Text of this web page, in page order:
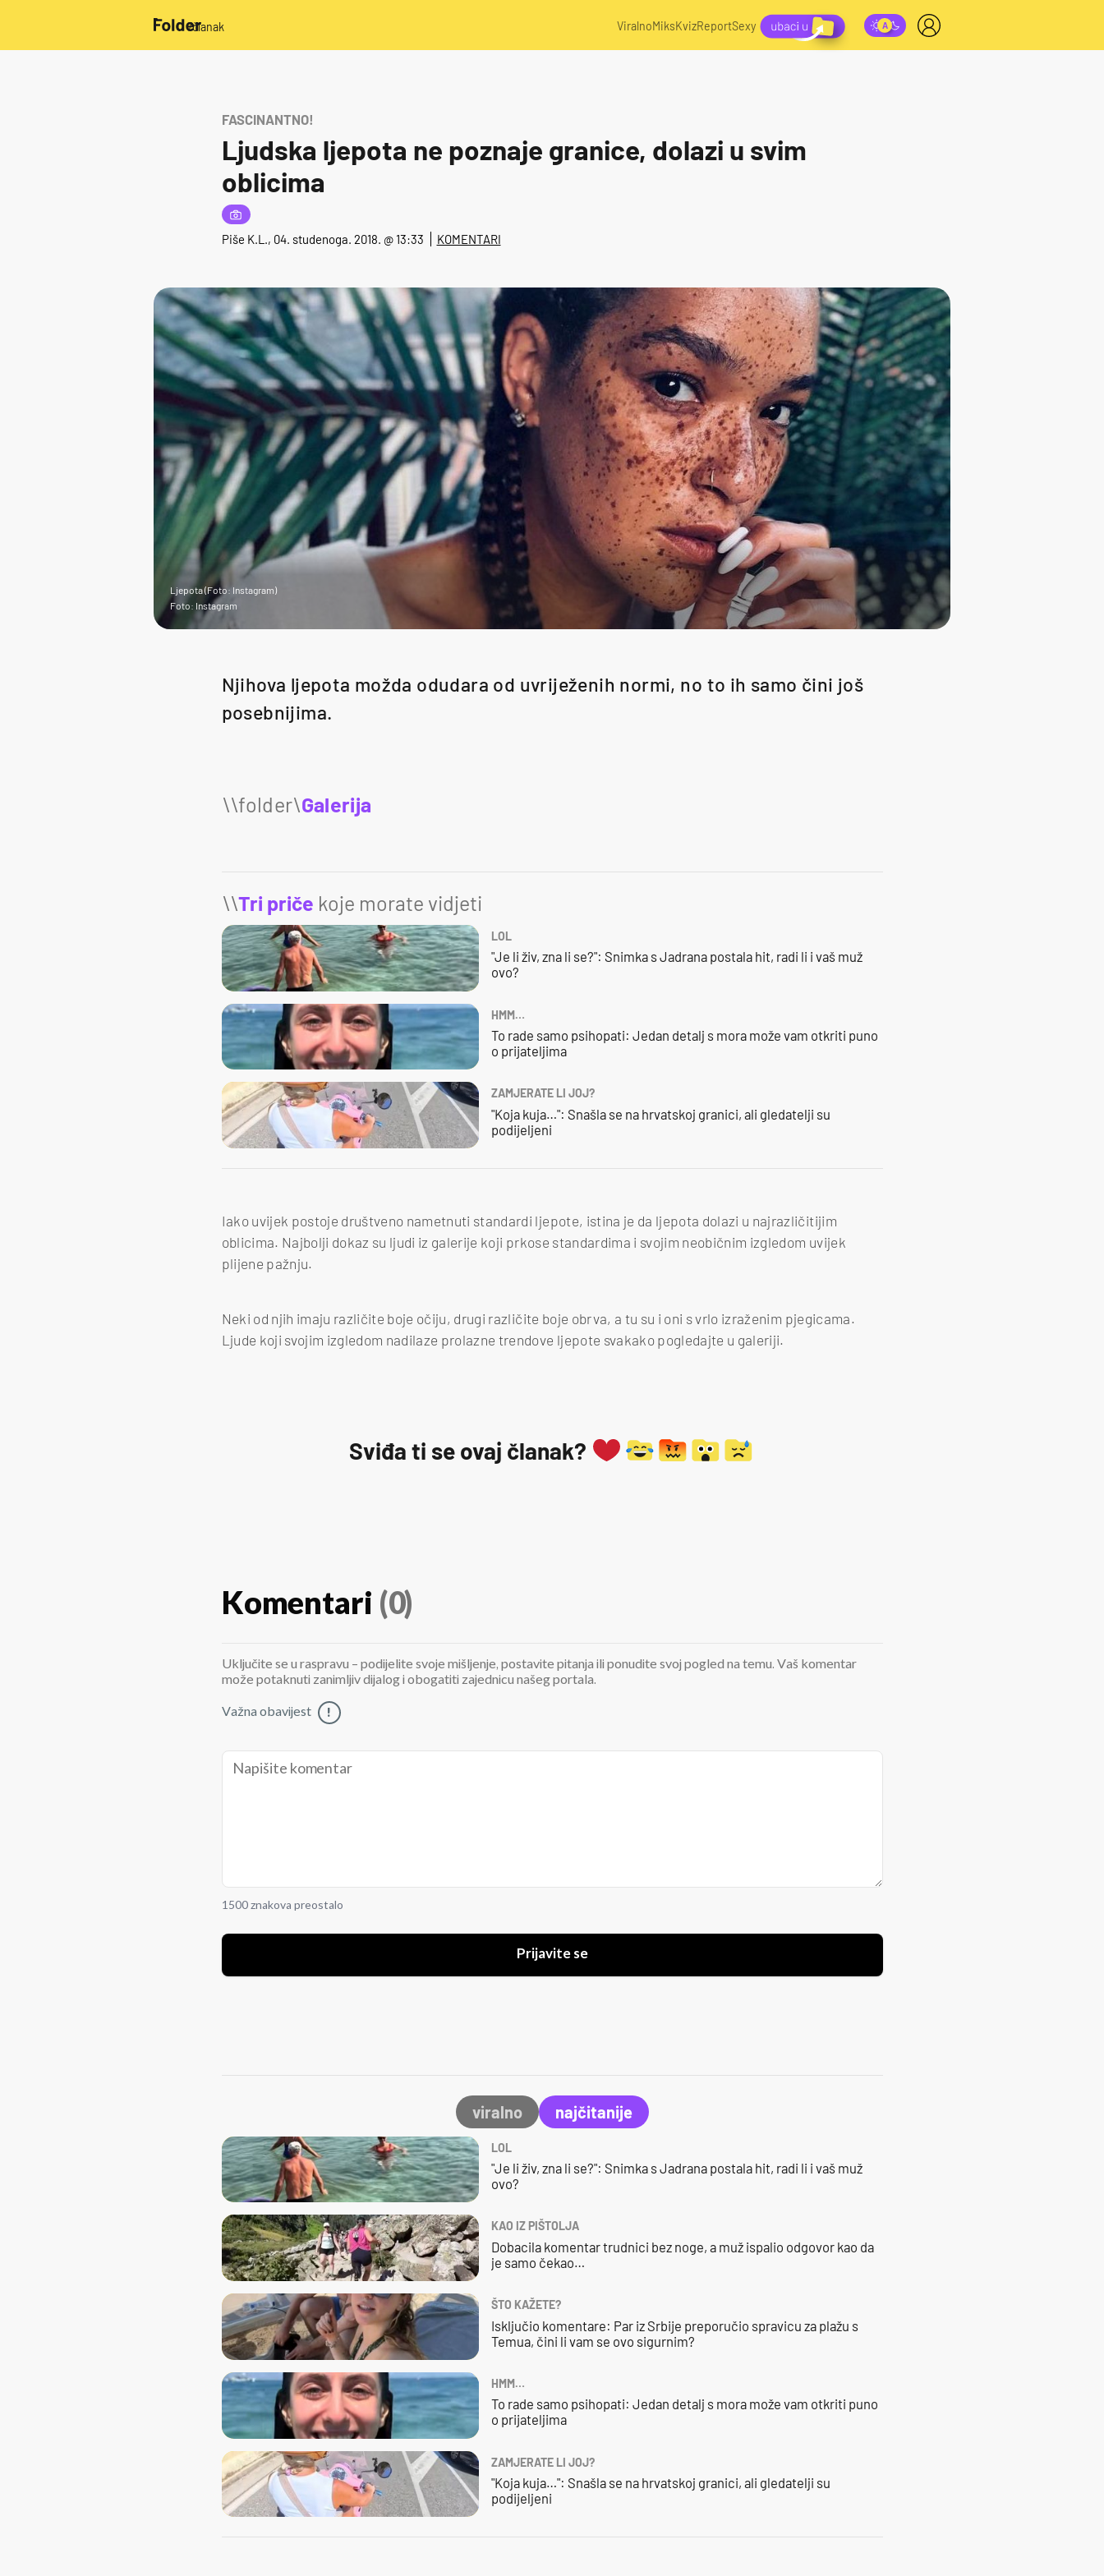
/članak ViralnoMiksKvizReportSexy
FASCINANTNO!
Ljudska ljepota ne poznaje granice, dolazi u svim
oblicima
Piše K.L., 04. studenoga. 2018. @ 13:33 KOMENTARI
Ljepota (Foto: Instagram)
Foto: Instagram
Njihova ljepota možda odudara od uvriježenih normi, no to ih samo čini još
posebnijima.
Galerija
\\Tri priče koje morate vidjeti
LOL
"Je li živ, zna li se?": Snimka s Jadrana postala hit, radi li i vaš muž
ovo?
HMM…
To rade samo psihopati: Jedan detalj s mora može vam otkriti puno
o prijateljima
ZAMJERATE LI JOJ?
"Koja kuja…": Snašla se na hrvatskoj granici, ali gledatelji su
podijeljeni
Iako uvijek postoje društveno nametnuti standardi ljepote, istina je da ljepota dolazi u najrazličitijim
oblicima. Najbolji dokaz su ljudi iz galerije koji prkose standardima i svojim neobičnim izgledom uvijek
plijene pažnju.
Neki od njih imaju različite boje očiju, drugi različite boje obrva, a tu su i oni s vrlo izraženim pjegicama.
Ljude koji svojim izgledom nadilaze prolazne trendove ljepote svakako pogledajte u galeriji.
Sviđa ti se ovaj članak?
Komentari (0)
Uključite se u raspravu – podijelite svoje mišljenje, postavite pitanja ili ponudite svoj pogled na temu. Vaš komentar
može potaknuti zanimljiv dijalog i obogatiti zajednicu našeg portala.
Važna obavijest !
1500 znakova preostalo
Prijavite se
viralno najčitanije
LOL
"Je li živ, zna li se?": Snimka s Jadrana postala hit, radi li i vaš muž
ovo?
KAO IZ PIŠTOLJA
Dobacila komentar trudnici bez noge, a muž ispalio odgovor kao da
je samo čekao…
ŠTO KAŽETE?
Isključio komentare: Par iz Srbije preporučio spravicu za plažu s
Temua, čini li vam se ovo sigurnim?
HMM…
To rade samo psihopati: Jedan detalj s mora može vam otkriti puno
o prijateljima
ZAMJERATE LI JOJ?
"Koja kuja…": Snašla se na hrvatskoj granici, ali gledatelji su
podijeljeni